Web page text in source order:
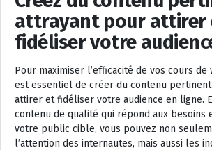
attrayant pour attirer
fidéliser votre
Pour maximiser l’efficacité de vos cours
est essentiel de créer du contenu
attirer et fidéliser votre audience en ligne.
contenu de qualité qui répond aux besoins
votre public cible, vous pouvez non
l’attention des internautes, mais aussi les